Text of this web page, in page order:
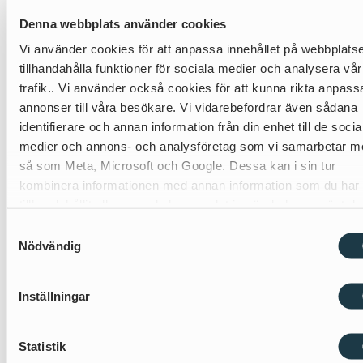
Denna webbplats använder cookies
Vi använder cookies för att anpassa innehållet på
tillhandahålla funktioner för sociala medier och analysera vår
trafik.. Vi använder också cookies för att kunna rikta
annonser till våra besökare. Vi vidarebefordrar även sådana
identifierare och annan information från din enhet till de
medier och annons- och analysföretag som vi samarbetar
så som Meta, Microsoft och Google. Dessa kan i sin tur
kombinera informationen med annan information som du har
Nödvändig
Inställningar
Statistik
NYHETER
Det senaste från
LindholmsGruppen
Se alla nyheter →